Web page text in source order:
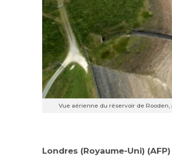
Vue aérienne du réservoir de
Londres (Royaume-Uni)